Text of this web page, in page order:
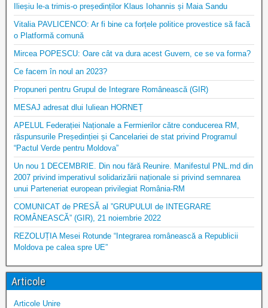
Ilieșiu le-a trimis-o președinților Klaus Iohannis și Maia Sandu
Vitalia PAVLICENCO: Ar fi bine ca forțele politice provestice să facă
o Platformă comună
Mircea POPESCU: Oare cât va dura acest Guvern, ce se va forma?
Ce facem în noul an 2023?
Propuneri pentru Grupul de Integrare Românească (GIR)
MESAJ adresat dlui Iuliean HORNEȚ
APELUL Federației Naționale a Fermierilor către conducerea RM,
răspunsurile Președinției și Cancelariei de stat privind Programul
“Pactul Verde pentru Moldova”
Un nou 1 DECEMBRIE. Din nou fără Reunire. Manifestul PNL.md din
2007 privind imperativul solidarizării naționale si privind semnarea
unui Parteneriat european privilegiat România-RM
COMUNICAT de PRESĂ al ”GRUPULUI de INTEGRARE
ROMÂNEASCĂ” (GIR), 21 noiembrie 2022
REZOLUȚIA Mesei Rotunde “Integrarea românească a Republicii
Moldova pe calea spre UE”
Articole
Articole Unire